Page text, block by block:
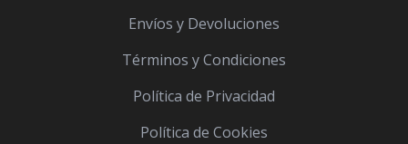
Envíos y Devoluciones
Términos y Condiciones
Política de Privacidad
Política de Cookies